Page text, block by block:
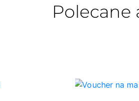
Polecane